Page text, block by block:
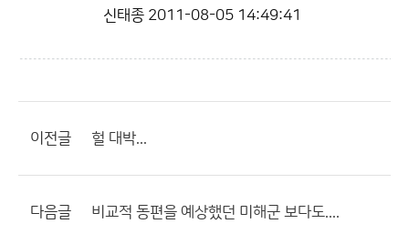
신태종 2011-08-05 14:49:41
이전글 헐 대박...
다음글 비교적 동편을 예상했던 미해군 보다도....